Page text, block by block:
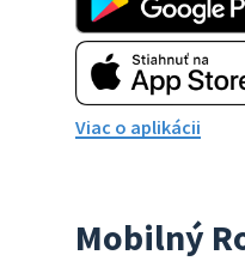
Viac o aplikácii
Mobilný